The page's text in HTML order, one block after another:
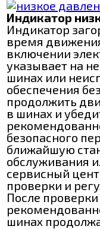
Индикатор
Индикатор
время
включении
указывает на
шинах или
обеспечения
продолжить
в шинах и
безопасного
ближайшую
обслуживания
сервисный
проверки и
После
шинах